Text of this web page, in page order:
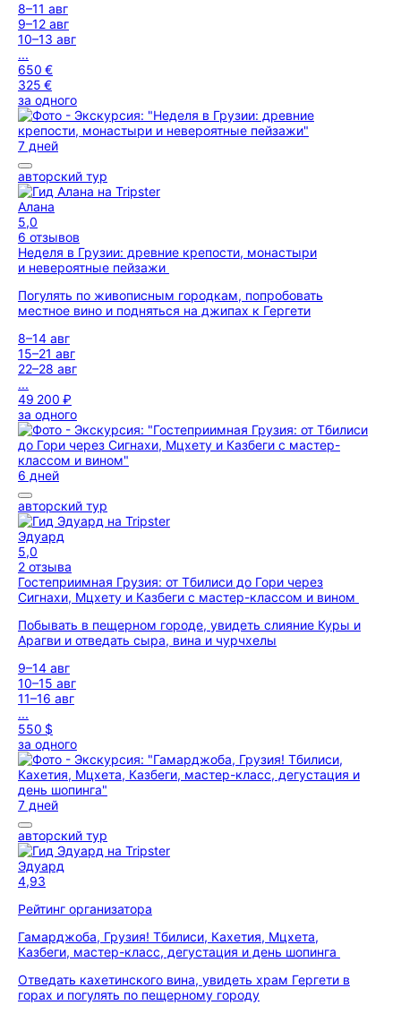
8–11 авг
9–12 авг
10–13 авг
...
650 €
325 €
за одного
7 дней
авторский тур
Алана
5,0
6 отзывов
Неделя в Грузии: древние крепости, монастыри
и невероятные пейзажи
Погулять по живописным городкам, попробовать
местное вино и подняться на джипах к Гергети
8–14 авг
15–21 авг
22–28 авг
...
49 200 ₽
за одного
6 дней
авторский тур
Эдуард
5,0
2 отзыва
Гостеприимная Грузия: от Тбилиси до Гори через
Сигнахи, Мцхету и Казбеги с мастер-классом и вином
Побывать в пещерном городе, увидеть слияние Куры и
Арагви и отведать сыра, вина и чурчхелы
9–14 авг
10–15 авг
11–16 авг
...
550 $
за одного
7 дней
авторский тур
Эдуард
4,93
Рейтинг организатора
Гамарджоба, Грузия! Тбилиси, Кахетия, Мцхета,
Казбеги, мастер-класс, дегустация и день шопинга
Отведать кахетинского вина, увидеть храм Гергети в
горах и погулять по пещерному городу